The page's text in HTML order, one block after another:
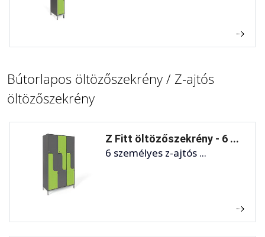
Bútorlapos öltözőszekrény / Z-ajtós
öltözőszekrény
Z Fitt öltözőszekrény - 6 ...
6 személyes z-ajtós ...